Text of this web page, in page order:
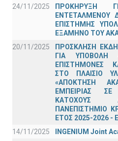
24/11/2025
ΠΡΟΚΗΡΥΞΗ
ΕΝΤΕΤΑΛΜΕΝΟΥ
ΕΠΙΣΤΗΜΗΣ
ΕΞΑΜΗΝΟ ΤΟΥ
20/11/2025
ΠΡΟΣΚΛΗΣΗ
ΓΙΑ ΥΠΟΒΟΛΗ
ΕΠΙΣΤΗΜΟΝΕΣ
ΣΤΟ ΠΛΑΙΣΙΟ
«ΑΠΟΚΤΗΣΗ
ΕΜΠΕΙΡΙΑΣ
ΚΑΤΟΧΟΥΣ
ΠΑΝΕΠΙΣΤΗΜΙΟ
ΕΤΟΣ 2025-2026
14/11/2025
INGENIUM Joint